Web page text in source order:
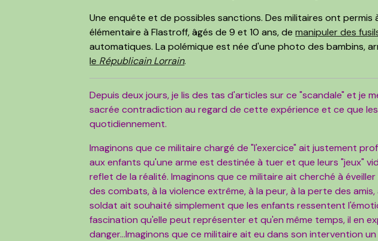
Une enquête et de possibles sanctions. Des militaires ont permis
élémentaire à Flastroff, âgés de 9 et 10 ans, demanipuler des
automatiques. La polémique est née d'une photo des bambins,
le Républicain Lorrain.
Depuis deux jours, je lis des tas d'articles sur ce "scandale" et je
sacrée contradiction au regard de cette expérience et ce que
quotidiennement.
Imaginons que ce militaire chargé de "l'exercice" ait justement
aux enfants qu'une arme est destinée à tuer et que leurs "jeux"
reflet de la réalité. Imaginons que ce militaire ait cherché à
des combats, à la violence extrême, à la peur, à la perte des
soldat ait souhaité simplement que les enfants ressentent
fascination qu'elle peut représenter et qu'en même temps, il en
danger...Imaginons que ce militaire ait eu dans son intervention